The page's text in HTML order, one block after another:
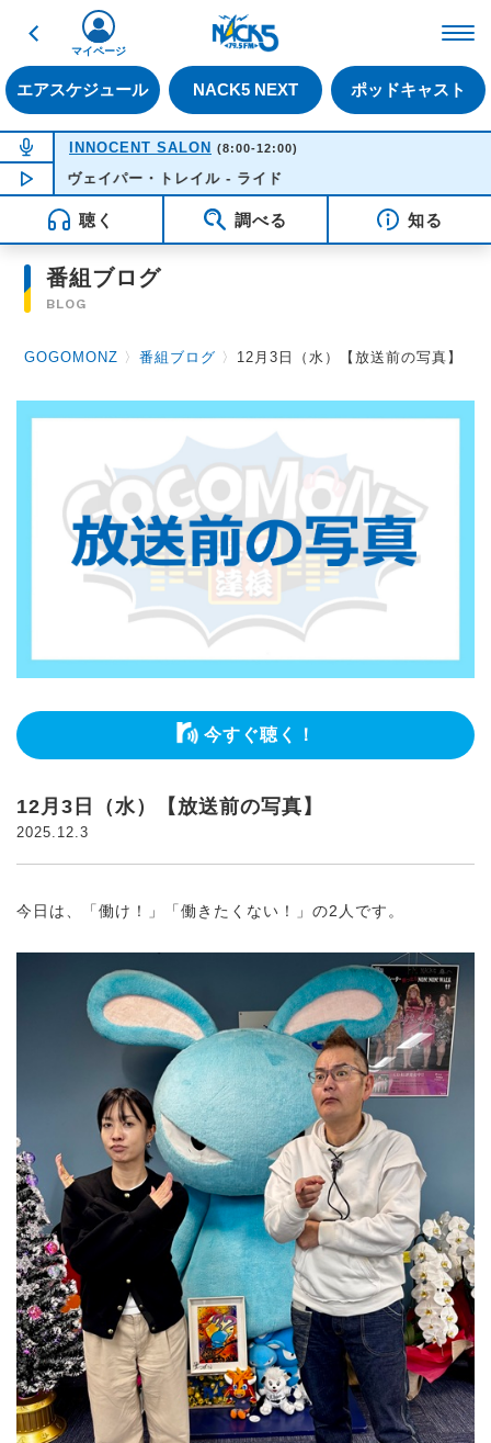
戻る
エアスケジュール NACK5 NEXT ポッドキャスト
マイページ
NOW ON AIR
INNOCENT SALON (8:00-12:00)
NOW PLAYING10:50
ヴェイパー・トレイル - ライド
聴く 調べる 知る
番組ブログ
BLOG
GOGOMONZ 〉番組ブログ 〉 12月3日（水）【放送前の写真】
今すぐ聴く！
12月3日（水）【放送前の写真】
2025.12.3
今日は、「働け！」「働きたくない！」の2人です。